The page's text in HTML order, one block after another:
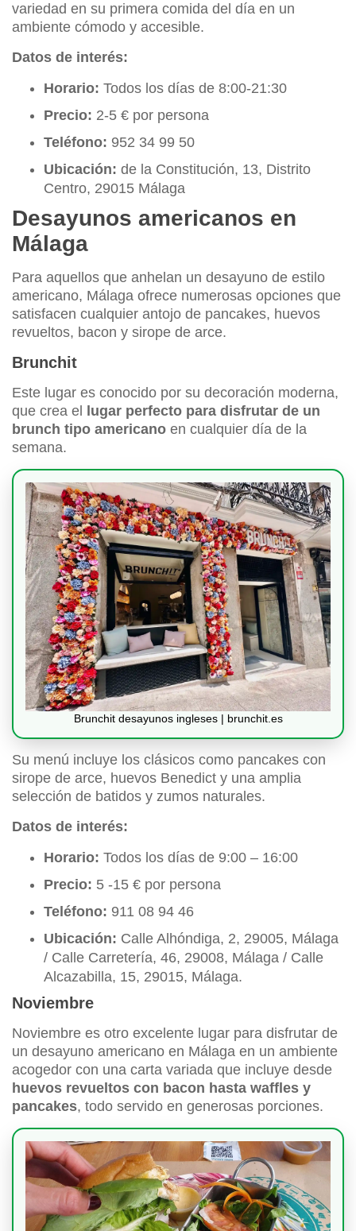
variedad en su primera comida del día en un
ambiente cómodo y accesible.
Datos de interés:
Horario: Todos los días de 8:00-21:30
Precio: 2-5 € por persona
Teléfono: 952 34 99 50
Ubicación: de la Constitución, 13, Distrito
Centro, 29015 Málaga
Desayunos americanos en
Málaga
Para aquellos que anhelan un desayuno de estilo
americano, Málaga ofrece numerosas opciones que
satisfacen cualquier antojo de pancakes, huevos
revueltos, bacon y sirope de arce.
Brunchit
Este lugar es conocido por su decoración moderna,
que crea el
lugar perfecto para disfrutar de un
brunch tipo americano en cualquier día de la
semana.
Brunchit desayunos ingleses | brunchit.es
Su menú incluye los clásicos como pancakes con
sirope de arce, huevos Benedict y una amplia
selección de batidos y zumos naturales.
Datos de interés:
Horario: Todos los días de 9:00 – 16:00
Precio: 5 -15 € por persona
Teléfono: 911 08 94 46
Ubicación: Calle Alhóndiga, 2, 29005, Málaga
/ Calle Carretería, 46, 29008, Málaga / Calle
Alcazabilla, 15, 29015, Málaga.
Noviembre
Noviembre es otro excelente lugar para disfrutar de
un desayuno americano en Málaga en un ambiente
acogedor con una carta variada que incluye desde
huevos revueltos con bacon hasta waffles y
pancakes, todo servido en generosas porciones.